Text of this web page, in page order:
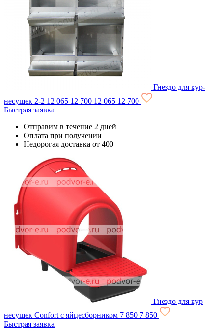
Гнездо для кур-
несушек 2-2 12 065 12 700 12 065 12 700
Быстрая заявка
Отправим в течение 2 дней
Оплата при получении
Недорогая доставка от 400
Гнездо для кур
несушек Confort с яйцесборником 7 850 7 850
Быстрая заявка